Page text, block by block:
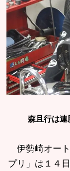
森且行は連
伊勢崎オー
プリ」は１４